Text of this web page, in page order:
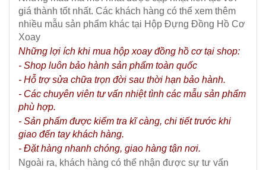
giá thành tốt nhất. Các khách hàng có thể xem thêm
nhiều mẫu sản phẩm khác tại Hộp Đựng Đồng Hồ Cơ
Xoay
Những lợi ích khi mua hộp xoay đồng hồ cơ tại shop:
- Shop luôn bảo hành sản phẩm toàn quốc
- Hỗ trợ sửa chữa trọn đời sau thời hạn bảo hành.
- Các chuyên viên tư vấn nhiệt tình các mẫu sản phẩm
phù hợp.
- Sản phẩm được kiểm tra kĩ càng, chi tiết trước khi
giao đến tay khách hàng.
- Đặt hàng nhanh chóng, giao hàng tận nơi.
Ngoài ra, khách hàng có thể nhận được sự tư vấn